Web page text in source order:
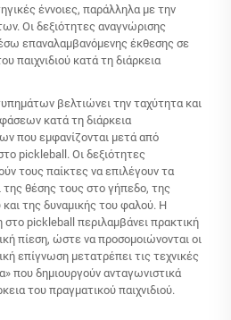
έννοιες, παράλληλα με την
Οι δεξιότητες αναγνώρισης
επαναλαμβανόμενης έκθεσης σε
παιχνιδιού κατά τη διάρκεια
βελτιώνει την ταχύτητα και
κατά τη διάρκεια
που εμφανίζονται μετά από
pickleball. Οι δεξιότητες
τους παίκτες να επιλέγουν τα
θέσης τους στο γήπεδο, της
της δυναμικής του φαλού. Η
pickleball περιλαμβάνει πρακτική
πίεση, ώστε να προσομοιώνονται οι
επίγνωση μετατρέπει τις τεχνικές
που δημιουργούν ανταγωνιστικά
του πραγματικού παιχνιδιού.